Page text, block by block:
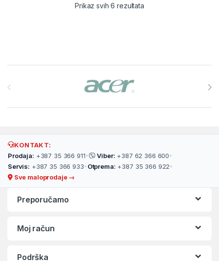
Prikaz svih 6 rezultata
KONTAKT:
Prodaja: +387 35 366 911• Viber: +387 62 366 600•
Servis: +387 35 366 933• Otprema: +387 35 366 922•
Sve maloprodaje →
Preporučamo
Moj račun
Podrška